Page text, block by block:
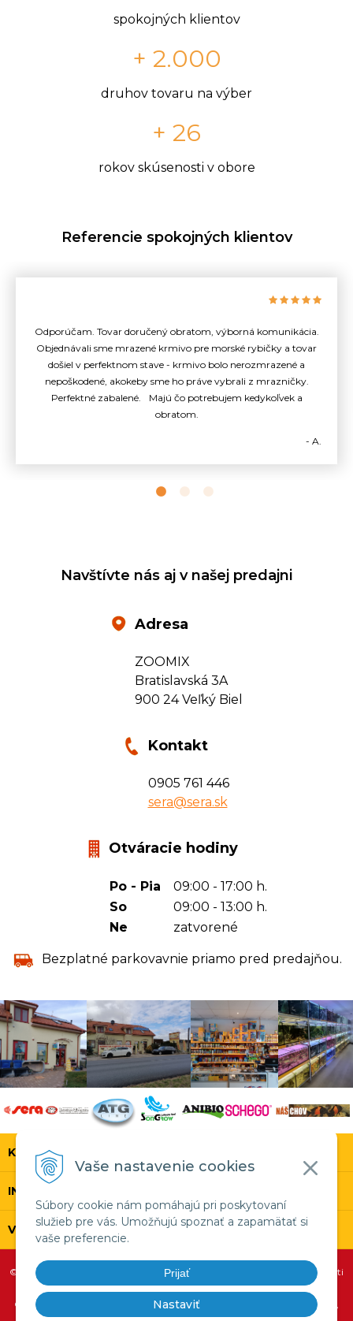
Vaše nastavenie cookies
Súbory cookie nám pomáhajú pri poskytovaní
služieb pre vás. Umožňujú spoznať a zapamätať si
vaše preferencie.
Prijať
Nastaviť
spokojných klientov
+ 2.000
druhov tovaru na výber
+ 26
rokov skúsenosti v obore
Referencie spokojných klientov
Odporúčam. Tovar doručený obratom, výborná komunikácia.
Objednávali sme mrazené krmivo pre morské rybičky a tovar
došiel v perfektnom stave - krmivo bolo nerozmrazené a
nepoškodené, akokeby sme ho práve vybrali z mrazničky.
Perfektné zabalené. Majú čo potrebujem kedykoľvek a
obratom.
- A.
Navštívte nás aj v našej predajni
Adresa
ZOOMIX
Bratislavská 3A
900 24 Veľký Biel
Kontakt
0905 761 446
sera@sera.sk
Otváracie hodiny
Po - Pia
09:00 - 17:00 h.
So
09:00 - 13:00 h.
Ne
zatvorené
Bezplatné parkovavnie priamo pred predajňou.
KONTAKT
INFOLINKA
VŠETKO O NÁKUPE
© 2026 SERA.SK • tvorba eshopu cez UNIobchod
spoločnosti
WEBYGROUP
Copyright 1999 - 2026 SERA SK,sro, Copyright 1970 - 2026 sera GmbH,
Copyright 1990 - 2026 Ichthyotrophic, Copyright 1995 - 2026 ANIBIO -